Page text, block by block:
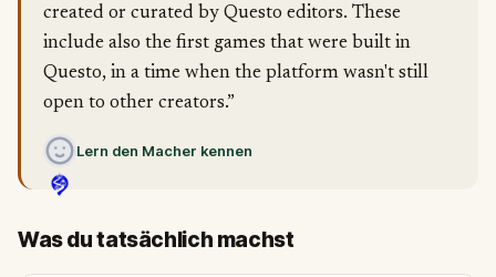
created or curated by Questo editors. These
include also the first games that were built in
Questo, in a time when the platform wasn't still
open to other creators.”
Lern den Macher kennen
Was du tatsächlich machst